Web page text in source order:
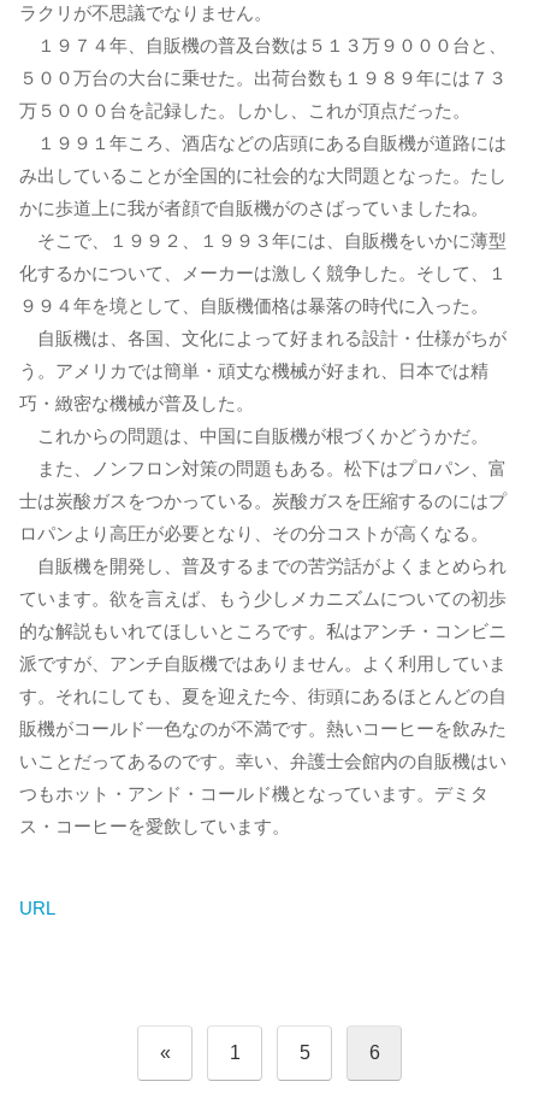
ラクリが不思議でなりません。
１９７４年、自販機の普及台数は５１３万９０００台と、
５００万台の大台に乗せた。出荷台数も１９８９年には７３
万５０００台を記録した。しかし、これが頂点だった。
１９９１年ころ、酒店などの店頭にある自販機が道路には
み出していることが全国的に社会的な大問題となった。たし
かに歩道上に我が者顔で自販機がのさばっていましたね。
そこで、１９９２、１９９３年には、自販機をいかに薄型
化するかについて、メーカーは激しく競争した。そして、１
９９４年を境として、自販機価格は暴落の時代に入った。
自販機は、各国、文化によって好まれる設計・仕様がちが
う。アメリカでは簡単・頑丈な機械が好まれ、日本では精
巧・緻密な機械が普及した。
これからの問題は、中国に自販機が根づくかどうかだ。
また、ノンフロン対策の問題もある。松下はプロパン、富
士は炭酸ガスをつかっている。炭酸ガスを圧縮するのにはプ
ロパンより高圧が必要となり、その分コストが高くなる。
自販機を開発し、普及するまでの苦労話がよくまとめられ
ています。欲を言えば、もう少しメカニズムについての初歩
的な解説もいれてほしいところです。私はアンチ・コンビニ
派ですが、アンチ自販機ではありません。よく利用していま
す。それにしても、夏を迎えた今、街頭にあるほとんどの自
販機がコールド一色なのが不満です。熱いコーヒーを飲みた
いことだってあるのです。幸い、弁護士会館内の自販機はい
つもホット・アンド・コールド機となっています。デミタ
ス・コーヒーを愛飲しています。
URL
投
の
« 1 5 6